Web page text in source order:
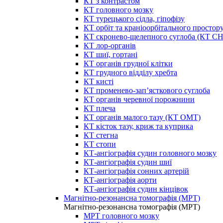
КТ головного мозку
КТ турецького сідла, гіпофізу
КТ орбіт та краніоорбітального
КТ скронево-щелепного суглоба (КТ
КТ лор-органів
КТ шиї, гортані
КТ органів грудної клітки
КТ грудного відділу хребта
КТ кисті
КТ променево-зап’ясткового суглоба
КТ органів черевної порожнини
КТ плеча
КТ органів малого тазу (КТ ОМТ)
КТ кісток тазу, криж та куприка
КТ стегна
КТ стопи
КТ-ангіографія судин головного мозку
КТ-ангіографія судин шиї
КТ-ангіографія сонних артерій
КТ-ангіографія аорти
КТ-ангіографія судин кінцівок
Магнітно-резонансна томографія (МРТ)
Магнітно-резонансна томографія (МРТ)
МРТ головного мозку